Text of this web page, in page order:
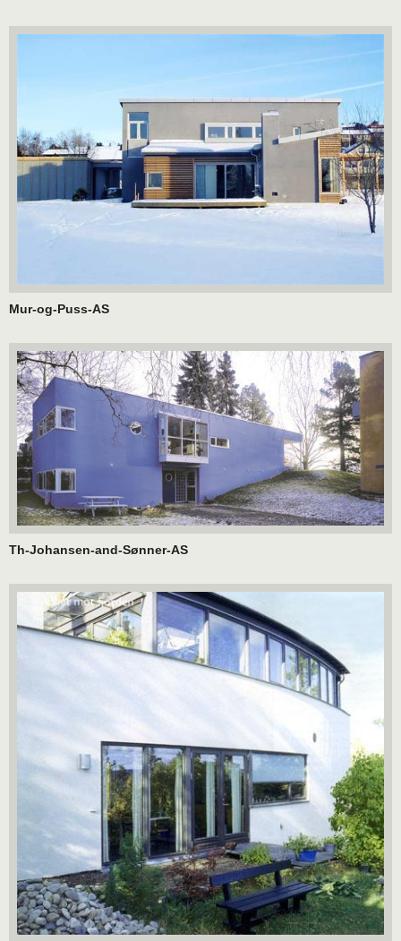
Mur-og-Puss-AS
Th-Johansen-and-Sønner-AS